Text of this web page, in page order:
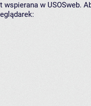
wspierana w USOSweb.